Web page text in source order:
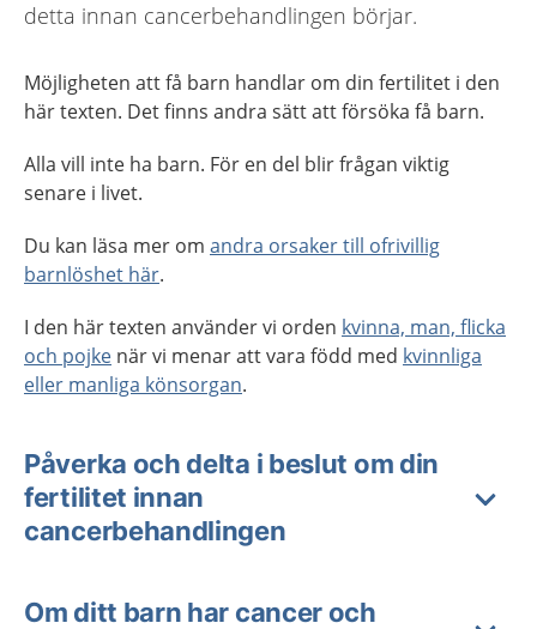
detta innan cancerbehandlingen börjar.
Möjligheten att få barn handlar om din fertilitet i den
här texten. Det finns andra sätt att försöka få barn.
Alla vill inte ha barn. För en del blir frågan viktig
senare i livet.
Du kan läsa mer om andra orsaker till ofrivillig
barnlöshet här.
I den här texten använder vi orden kvinna, man, flicka
och pojke när vi menar att vara född med kvinnliga
eller manliga könsorgan.
Påverka och delta i beslut om din
fertilitet innan
cancerbehandlingen
Om ditt barn har cancer och